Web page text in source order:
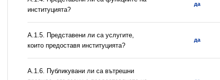
институцията?
да
А.1.5. Представени ли са услугите,
които предоставя институцията?
да
А.1.6. Публикувани ли са вътрешни